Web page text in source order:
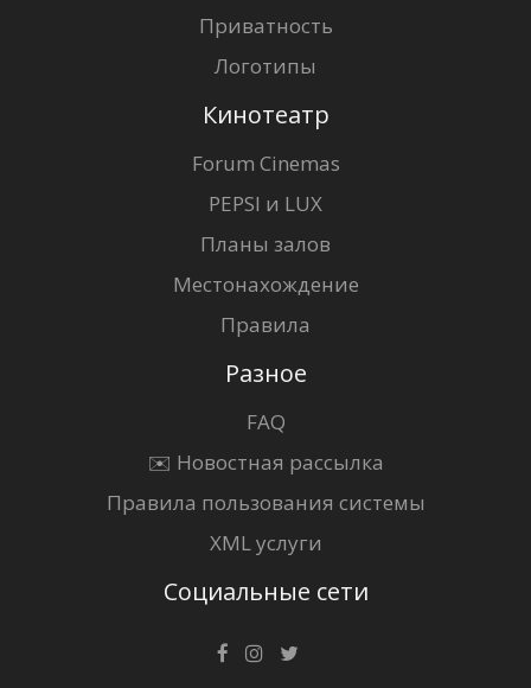
Приватность
Логотипы
Кинотеатр
Forum Cinemas
PEPSI и LUX
Планы залов
Местонахождение
Правила
Разное
FAQ
✉️ Новостная рассылка
Правила пользования системы
XML услуги
Социальные сети